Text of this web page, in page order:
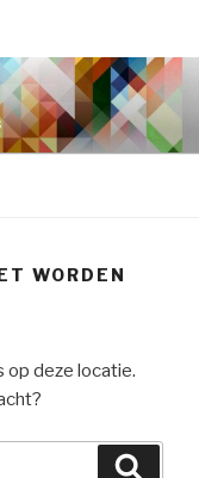
WORDEN
op deze locatie.